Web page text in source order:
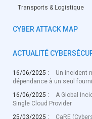
Transports & Logistique
CYBER ATTACK MAP
ACTUALITÉ
16/06/2025 :
Un incident
dépendance à un seul
16/06/2025 :
A Global
Single Cloud Provider
25/03/2025 :
CaRE